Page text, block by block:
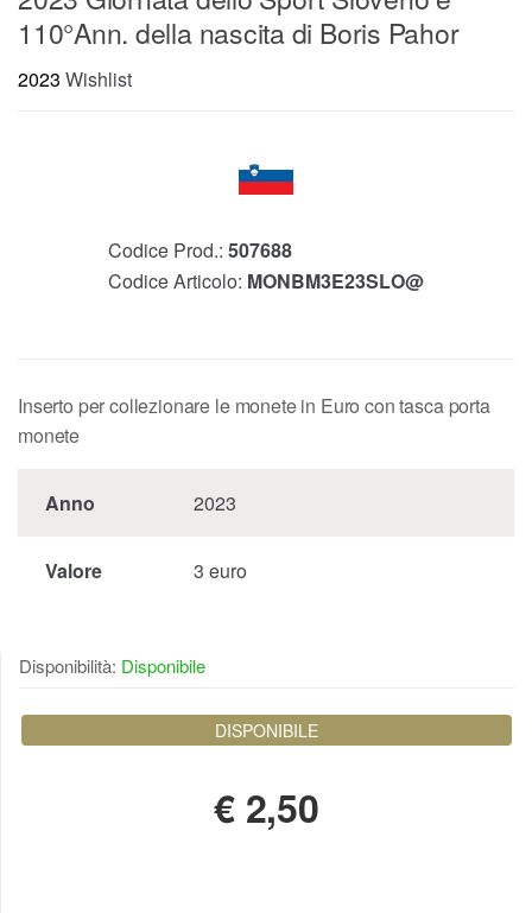
110°Ann. della nascita di Boris Pahor
2023 Wishlist
Codice Prod.: 507688
Codice Articolo: MONBM3E23SLO@
Inserto per collezionare le monete in Euro con tasca porta
monete
Anno 2023
Valore 3 euro
Disponibilità: Disponibile
DISPONIBILE
€ 2,50